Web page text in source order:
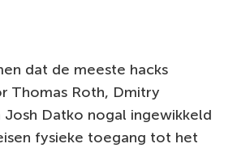
dat de meeste hacks
Thomas Roth, Dmitry
Josh Datko nogal ingewikkeld
fysieke toegang tot het